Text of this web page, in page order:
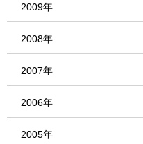
2009年
2008年
2007年
2006年
2005年